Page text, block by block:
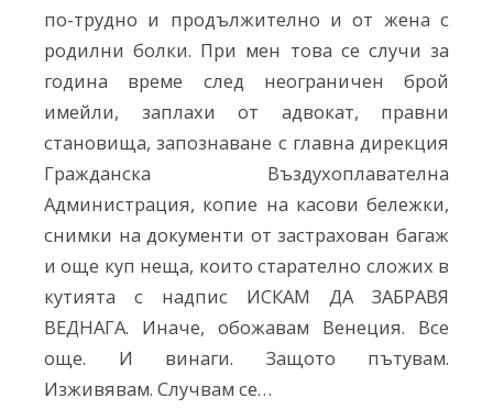
по-трудно и продължително и от жена с
родилни болки. При мен това се случи за
година време след неограничен брой
имейли, заплахи от адвокат, правни
становища, запознаване с главна дирекция
Гражданска Въздухоплавателна
Администрация, копие на касови бележки,
снимки на документи от застрахован багаж
и още куп неща, които старателно сложих в
кутията с надпис ИСКАМ ДА ЗАБРАВЯ
ВЕДНАГА. Иначе, обожавам Венеция. Все
още. И винаги. Защото пътувам.
Изживявам. Случвам се…